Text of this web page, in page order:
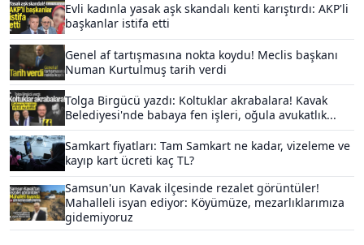
Evli kadınla yasak aşk skandalı kenti karıştırdı: AKP'li
başkanlar istifa etti
Genel af tartışmasına nokta koydu! Meclis başkanı
Numan Kurtulmuş tarih verdi
Tolga Birgücü yazdı: Koltuklar akrabalara! Kavak
Belediyesi'nde babaya fen işleri, oğula avukatlık...
Samkart fiyatları: Tam Samkart ne kadar, vizeleme ve
kayıp kart ücreti kaç TL?
Samsun'un Kavak ilçesinde rezalet görüntüler!
Mahalleli isyan ediyor: Köyümüze, mezarlıklarımıza
gidemiyoruz